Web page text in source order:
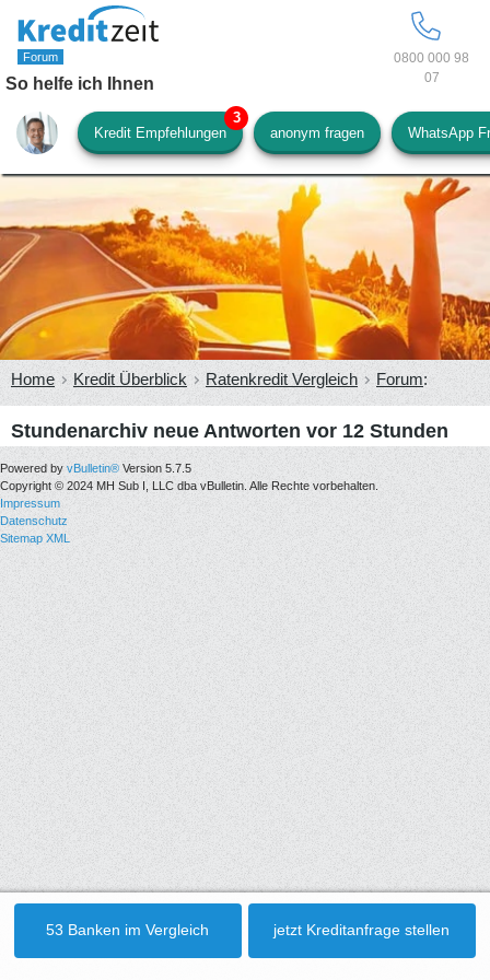
0800 000 98
07
So helfe ich Ihnen
Kredit Empfehlungen anonym fragen WhatsApp
53 Banken im Vergleich jetzt Kreditanfrage stellen
Home Kredit Überblick Ratenkredit Vergleich Forum:
Stundenarchiv neue Antworten vor 12 Stunden
Powered by vBulletin® Version 5.7.5
Copyright © 2024 MH Sub I, LLC dba vBulletin. Alle Rechte vorbehalten.
Impressum
Datenschutz
Sitemap XML